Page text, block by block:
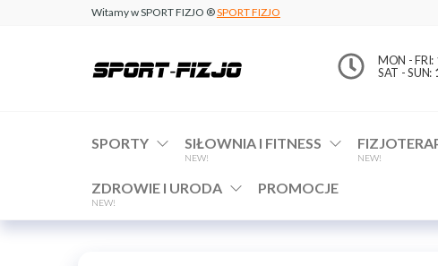
Witamy w SPORT FIZJO ®SPORT FIZJO
www.sport-
fizjo.com
MON - FRI:
SAT - SUN:
SPORTY SIŁOWNIA I FITNESS
NEW! NEW!
ZDROWIE I URODA
NEW!
PROMOCJE